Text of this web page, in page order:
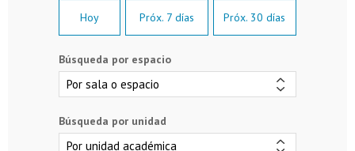
Hoy Próx. 7 días Próx. 30 días
Búsqueda por espacio
Búsqueda por unidad